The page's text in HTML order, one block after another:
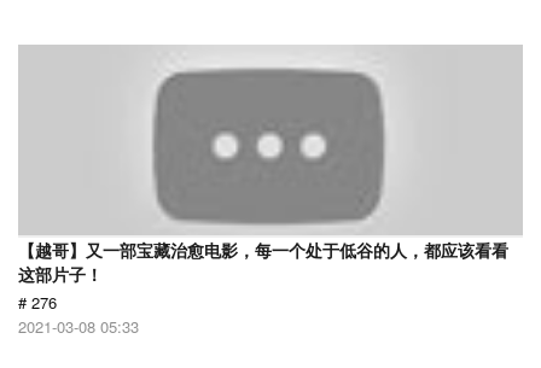
【越哥】又一部宝藏治愈电影，每一个处于低谷的人，都应该看看
这部片子！
# 276
2021-03-08 05:33